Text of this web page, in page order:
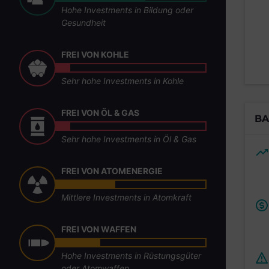
Hohe Investments in Bildung oder
Gesundheit
FREI VON KOHLE
Sehr hohe Investments in Kohle
FREI VON ÖL & GAS
Sehr hohe Investments in Öl & Gas
FREI VON ATOMENERGIE
Mittlere Investments in Atomkraft
FREI VON WAFFEN
Hohe Investments in Rüstungsgüter